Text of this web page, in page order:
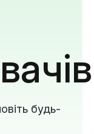
будь-